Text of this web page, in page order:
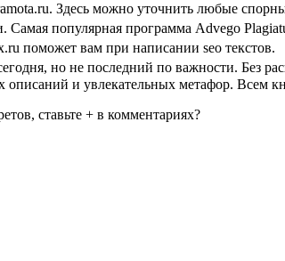
Здесь можно уточнить любые
популярная программа Advego
поможет вам при написании seo текстов.
но не последний по важности. Без
описаний и увлекательных метафор. Всем
ставьте + в комментариях?